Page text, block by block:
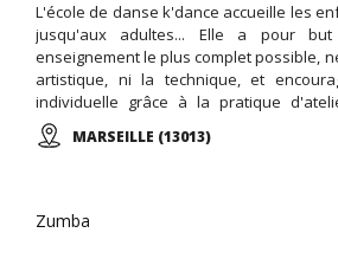
L'école de danse k'dance accueille les
jusqu'aux adultes... Elle a pour
enseignement le plus complet possible,
artistique, ni la technique, et
individuelle grâce à la pratique
Cours de danse classique, modern-jazz,
orientale et zumba ... Cours de
MARSEILLE (13013)
Zumba